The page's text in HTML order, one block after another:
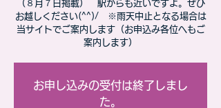
（８月７日掲載） 駅からも近いですよ。ぜひ
お越しください(^^)/ ※雨天中止となる場合は
当サイトでご案内します（お申込み各位へもご
案内します）
お申し込みの受付は終了しまし
た。